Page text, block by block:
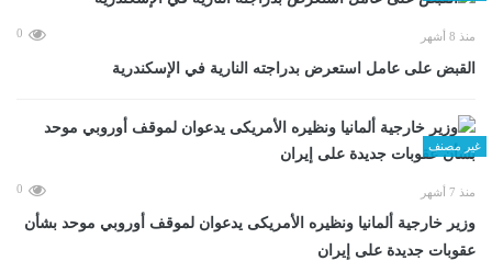
منذ 8 أشهر 0
القبض على عامل استعرض بدراجته النارية في الإسكندرية
غير مصنف
منذ 7 أشهر 0
وزير خارجية ألمانيا ونظيره الأمريكى يدعوان لموقف أوروبي موحد بشأن
عقوبات جديدة على إيران